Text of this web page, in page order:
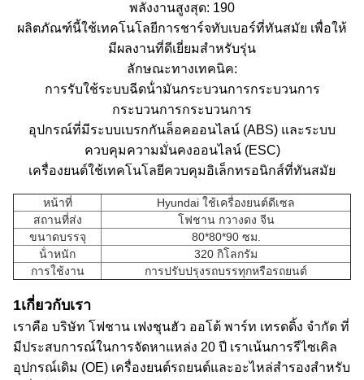
พลังงานสูงสุด: 190
ผลิตภัณฑ์นี้ใช้เทคโนโลยีการชาร์จทับเบอร์ที่ทันสมัย เพื่อให้
มีผลงานที่ดีเยี่ยมสําหรับรุ่น
ลักษณะทางเทคนิค:
การรับใช้ระบบฉีดน้ํามันกระบวนการกระบวนการ
กระบวนการกระบวนการ
อุปกรณ์ที่มีระบบเบรกกันล็อคออนไลน์ (ABS) และระบบ
ควบคุมความมั่นคงออนไลน์ (ESC)
เครื่องยนต์ใช้เทคโนโลยีควบคุมอิเล็กทรอนิกส์ที่ทันสมัย
หน้าที่
Hyundai ใช้เครื่องยนต์ดีเซล
สถานที่ส่ง
โฟชาน กวางดง จีน
ขนาดบรรจุ
80*80*90 ซม.
น้ําหนัก
320 กิโลกรัม
การใช้งาน
การปรับปรุงรถบรรทุกหรือรถยนต์
1เกี่ยวกับเรา
เราคือ บริษัท โฟชาน เฟงชุนฮัว ออโต้ พาร์ท เทรดดิ้ง จํากัด ที่
มีประสบการณ์ในการจัดหาแหล่ง 20 ปี เราเน้นการรีไซเคิล
อุปกรณ์เดิม (OE) เครื่องยนต์รถยนต์และอะไหล่สํารองสําหรับ